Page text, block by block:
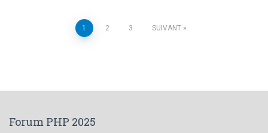
Navigation
articles
1 2 3 SUIVANT
Forum PHP 2025